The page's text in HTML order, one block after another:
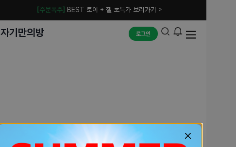
[주문폭주] BEST 토이 + 젤 초특가 보러가기 >
자기만의방 로그인